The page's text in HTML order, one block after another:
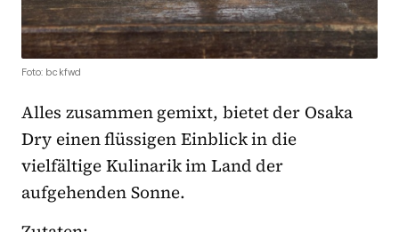
Foto: bckfwd
Alles zusammen gemixt, bietet der Osaka
Dry einen flüssigen Einblick in die
vielfältige Kulinarik im Land der
aufgehenden Sonne.